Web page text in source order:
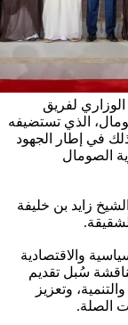
لفريق
الذي تستضيفه
يومي 27 و28 يوليو 2025، وذلك في إطار الجهود
الصومال
زايد بن خليفة
والاقتصادية
سُبل تقديم
وتعزيز
الصلة.